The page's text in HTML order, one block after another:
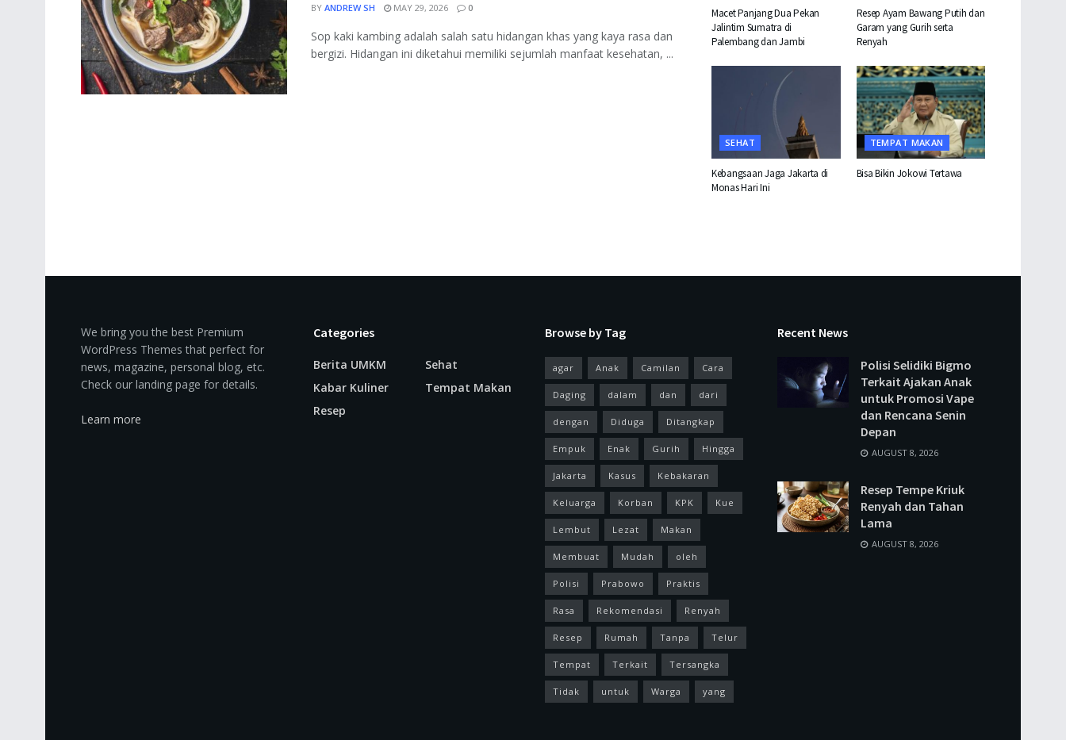
BY ANDREW SH MAY 29, 2026 0
Sop kaki kambing adalah salah satu hidangan khas yang kaya rasa dan
bergizi. Hidangan ini diketahui memiliki sejumlah manfaat kesehatan, ...
Macet Panjang Dua Pekan
Jalintim Sumatra di
Palembang dan Jambi
Resep Ayam Bawang Putih dan
Garam yang Gurih serta
Renyah
SEHAT
Kebangsaan Jaga Jakarta di
Monas Hari Ini
TEMPAT MAKAN
Bisa Bikin Jokowi Tertawa
We bring you the best Premium
WordPress Themes that perfect for
news, magazine, personal blog, etc.
Check our landing page for details.
Learn more
Categories
Berita UMKM
Kabar Kuliner
Resep
Sehat
Tempat Makan
Browse by Tag
agar Anak Camilan Cara
Daging dalam dan dari
dengan Diduga Ditangkap
Empuk Enak Gurih Hingga
Jakarta Kasus Kebakaran
Keluarga Korban KPK Kue
Lembut Lezat Makan
Membuat Mudah oleh
Polisi Prabowo Praktis
Rasa Rekomendasi Renyah
Resep Rumah Tanpa Telur
Tempat Terkait Tersangka
Tidak untuk Warga yang
Recent News
Polisi Selidiki Bigmo
Terkait Ajakan Anak
untuk Promosi Vape
dan Rencana Senin
Depan
AUGUST 8, 2026
Resep Tempe Kriuk
Renyah dan Tahan
Lama
AUGUST 8, 2026